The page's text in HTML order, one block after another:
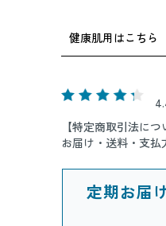
健康肌用はこちら
【特定商取引法につ
お届け・送料・支
定期お届